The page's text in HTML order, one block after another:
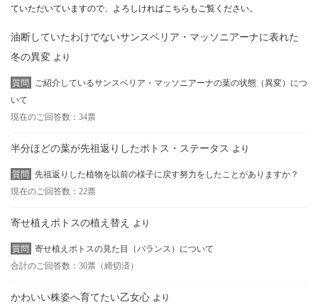
ていただいていますので、よろしければこちらもご覧ください。
油断していたわけでないサンスベリア・マッソニアーナに表れた
冬の異変 より
質問
ご紹介しているサンスベリア・マッソニアーナの葉の状態（異変）につ
いて
現在のご回答数：34票
半分ほどの葉が先祖返りしたポトス・ステータス より
質問
先祖返りした植物を以前の様子に戻す努力をしたことがありますか？
現在のご回答数：22票
寄せ植えポトスの植え替え より
質問
寄せ植えポトスの見た目（バランス）について
合計のご回答数：30票（締切済）
かわいい株姿へ育てたい乙女心 より